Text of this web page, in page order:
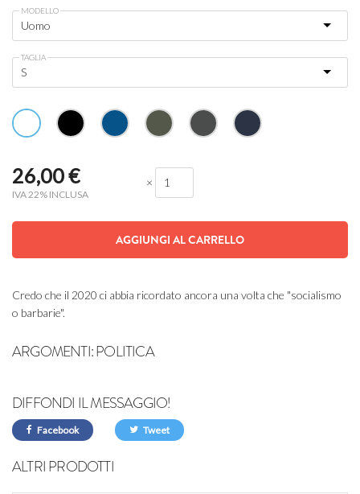
MODELLO
TAGLIA
26,00€
IVA 22% INCLUSA
×
AGGIUNGI AL CARRELLO
Credo che il 2020 ci abbia ricordato ancora una volta che "socialismo
o barbarie".
ARGOMENTI:POLITICA
DIFFONDI IL MESSAGGIO!
Facebook Tweet
ALTRI PRODOTTI